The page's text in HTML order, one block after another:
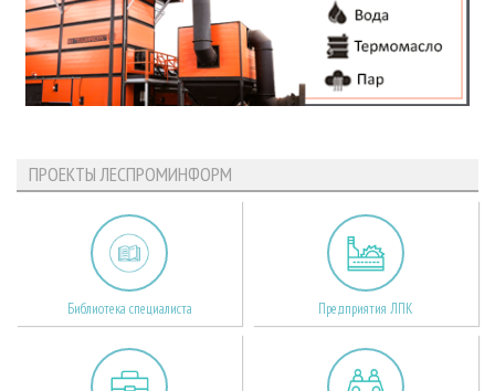
ПРОЕКТЫ ЛЕСПРОМИНФОРМ
Библиотека специалиста Предприятия ЛПК